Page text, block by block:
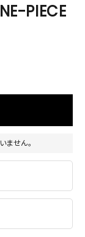
PIECE
ません。